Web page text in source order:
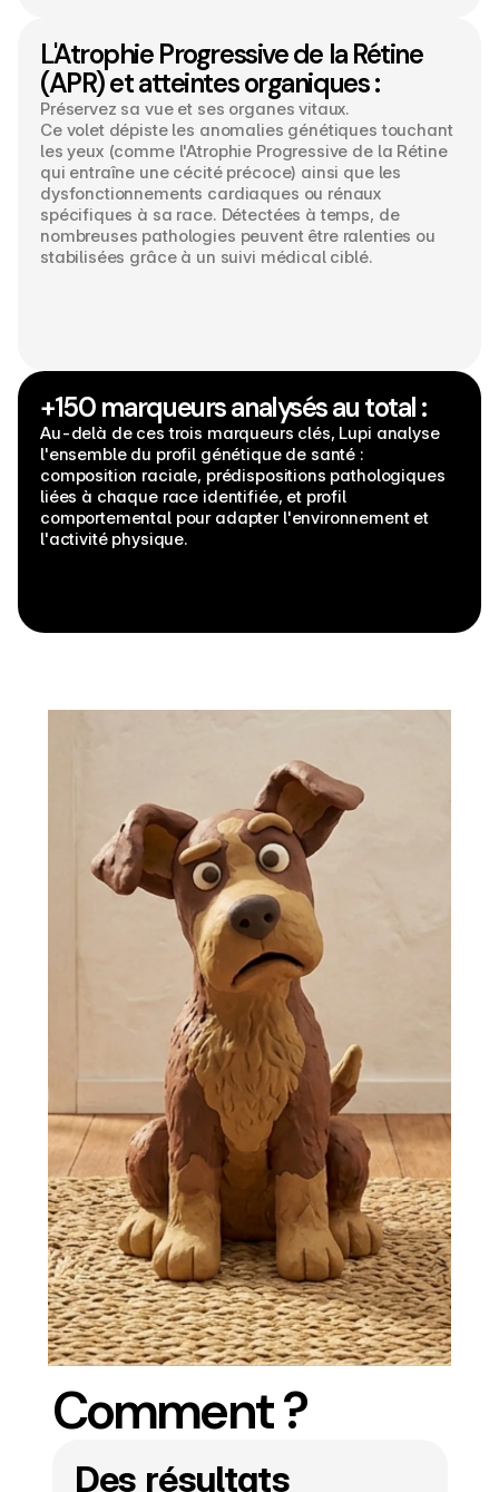
L'Atrophie Progressive de la Rétine
(APR) et atteintes organiques :
Préservez sa vue et ses organes vitaux.
Ce volet dépiste les anomalies génétiques touchant
les yeux (comme l'Atrophie Progressive de la Rétine
qui entraîne une cécité précoce) ainsi que les
dysfonctionnements cardiaques ou rénaux
spécifiques à sa race. Détectées à temps, de
nombreuses pathologies peuvent être ralenties ou
stabilisées grâce à un suivi médical ciblé.
+150 marqueurs analysés au total :
Au-delà de ces trois marqueurs clés, Lupi analyse
l'ensemble du profil génétique de santé :
composition raciale, prédispositions pathologiques
liées à chaque race identifiée, et profil
comportemental pour adapter l'environnement et
l'activité physique.
Comment ?
Des résultats